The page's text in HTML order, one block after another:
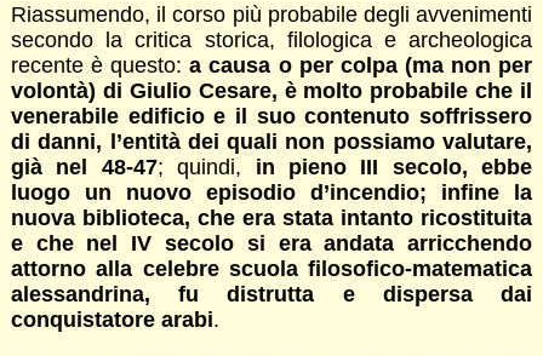
Riassumendo, il corso più probabile degli avvenimenti
secondo la critica storica, filologica e archeologica
recente è questo:a causa o per colpa (ma non per
volontà) di Giulio Cesare, è molto probabile che il
venerabile edificio e il suo contenuto soffrissero
di danni, l’entità dei quali non possiamo valutare,
già nel 48-47; quindi, in pieno III secolo, ebbe
luogo un nuovo episodio d’incendio; infine la
nuova biblioteca, che era stata intanto ricostituita
e che nel IV secolo si era andata arricchendo
attorno alla celebre scuola filosofico-matematica
alessandrina, fu distrutta e dispersa dai
conquistatore arabi.